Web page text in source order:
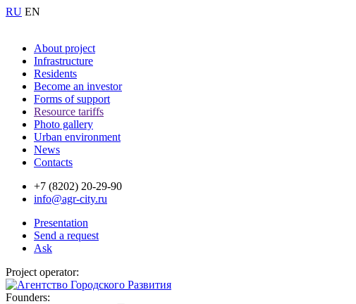
RU EN
About project
Infrastructure
Residents
Become an investor
Forms of support
Resource tariffs
Photo gallery
Urban environment
News
Contacts
+7 (8202) 20-29-90
info@agr-city.ru
Presentation
Send a request
Ask
Project operator:
Founders: